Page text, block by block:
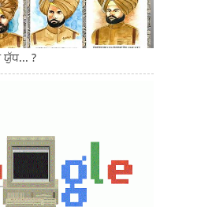
ਯੁੱਧ... ?